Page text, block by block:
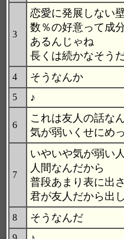
3
恋愛に発展しない
数％の好意って成
あるんじゃね
長くは続かなそう
4 そうなんか
5 ♪
6
これは友人の話な
気が弱いくせにめ
7
いやいや気が弱い
人間なんだから
普段あまり表に出
君が友人だから出
8 そうなんだ